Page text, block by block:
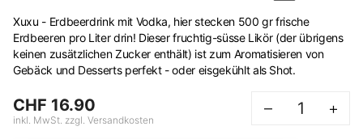
Xuxu - Erdbeerdrink mit Vodka, hier stecken 500 gr frische
Erdbeeren pro Liter drin! Dieser fruchtig-süsse Likör (der übrigens
keinen zusätzlichen Zucker enthält) ist zum Aromatisieren von
Gebäck und Desserts perfekt - oder eisgekühlt als Shot.
CHF 16.90
inkl. MwSt. zzgl. Versandkosten
– +